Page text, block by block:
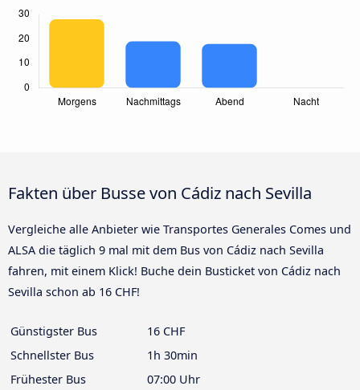
Fakten über Busse von Cádiz nach Sevilla
Vergleiche alle Anbieter wie Transportes Generales Comes und
ALSA die täglich 9 mal mit dem Bus von Cádiz nach Sevilla
fahren, mit einem Klick! Buche dein Busticket von Cádiz nach
Sevilla schon ab 16 CHF!
Günstigster Bus
16 CHF
Schnellster Bus
1h 30min
Frühester Bus
07:00 Uhr